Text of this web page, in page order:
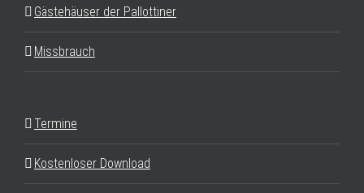
Gästehäuser der Pallottiner
Missbrauch
Termine
Kostenloser Download